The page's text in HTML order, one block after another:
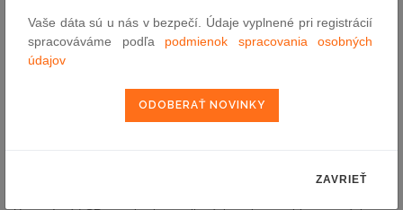
PLz. ÚS 1/2026: Ústavný súd otvoril priestor na prehodnotenie
Vaše dáta sú u nás v bezpečí. Údaje vyplnené pri registrácií
spracováváme podľa podmienok spracovania osobných
údajov
ZAVRIEŤ